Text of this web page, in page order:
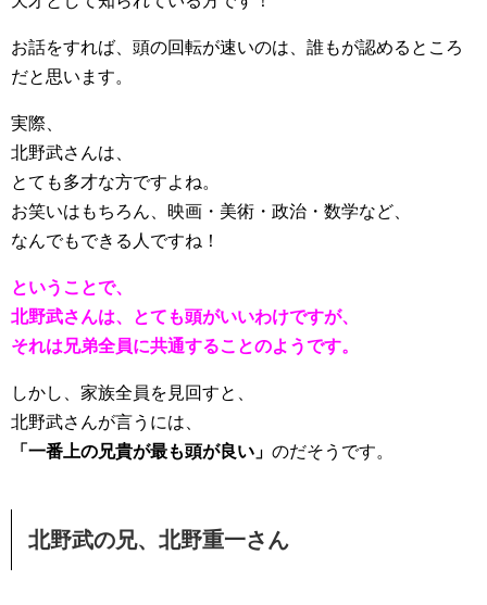
お話をすれば、頭の回転が速いのは、誰もが認めるところ
だと思います。
実際、
北野武さんは、
とても多才な方ですよね。
お笑いはもちろん、映画・美術・政治・数学など、
なんでもできる人ですね！
ということで、
北野武さんは、とても頭がいいわけですが、
それは兄弟全員に共通することのようです。
しかし、家族全員を見回すと、
北野武さんが言うには、
「一番上の兄貴が最も頭が良い」 のだそうです。
北野武の兄、北野重一さん